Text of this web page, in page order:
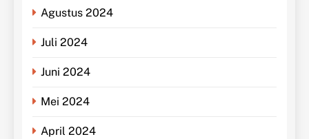
Agustus 2024
Juli 2024
Juni 2024
Mei 2024
April 2024